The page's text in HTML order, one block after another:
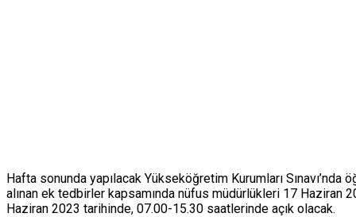
Hafta sonunda yapılacak Yükseköğretim Kurumları
alınan ek tedbirler kapsamında nüfus müdürlükleri 17 Haziran
Haziran 2023 tarihinde, 07.00-15.30 saatlerinde açık olacak.